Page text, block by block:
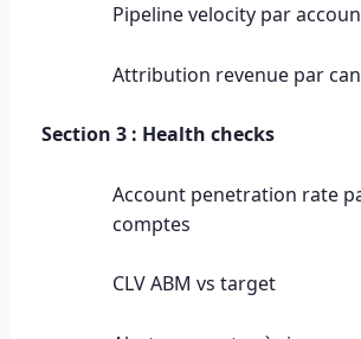
Pipeline velocity par
Attribution revenue par
Section 3 : Health checks
Account penetration rate
comptes
CLV ABM vs target